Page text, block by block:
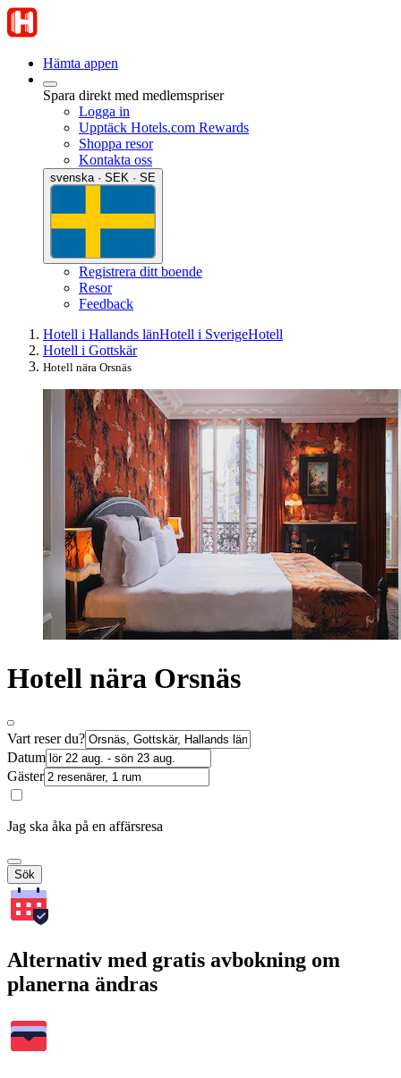
Hämta appen
Spara direkt med medlemspriser
Logga in
Upptäck Hotels.com Rewards
Shoppa resor
Kontakta oss
svenska · SEK · SE
Registrera ditt boende
Resor
Feedback
Hotell i Hallands länHotell i SverigeHotell
Hotell i Gottskär
Hotell nära Orsnäs
Hotell nära Orsnäs
Vart reser du?
Datum
Gäster
Jag ska åka på en affärsresa
Sök
Alternativ med gratis avbokning om
planerna ändras